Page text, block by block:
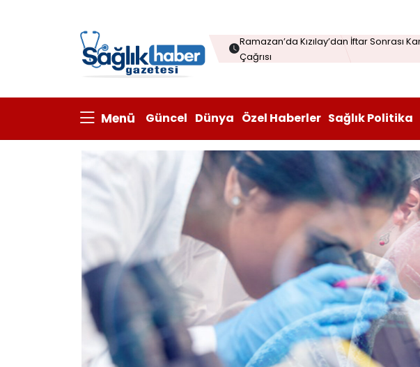
Ramazan’da Kızılay’dan İftar Sonrası
Çağrısı
Menü Güncel Dünya Özel Haberler Sağlık Politika